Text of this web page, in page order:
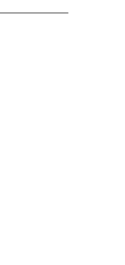
HUMS（ハムズ）